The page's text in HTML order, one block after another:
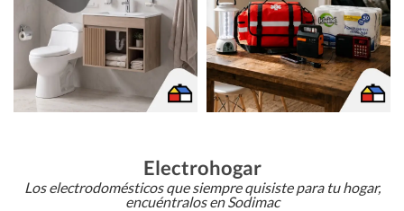
Electrohogar
Los electrodomésticos que siempre quisiste para tu hogar,
encuéntralos en Sodimac